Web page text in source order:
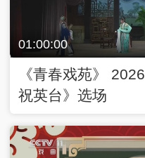
01:00:00
《青春戏苑》
祝英台》选场